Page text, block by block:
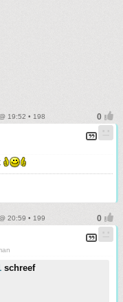
19:52 • 198
20:59 • 199
schreef